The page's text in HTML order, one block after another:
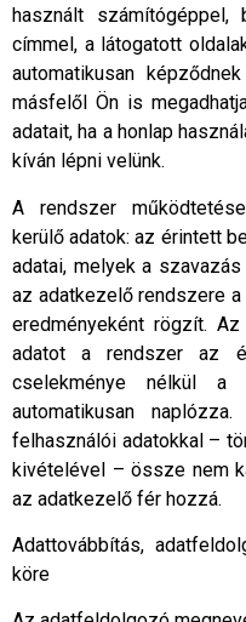
használt számítógéppel,
címmel, a látogatott
automatikusan
másfelől Ön is
adatait, ha a honlap
kíván lépni velünk.
A rendszer
kerülő adatok: az érintett
adatai, melyek a
az adatkezelő rendszere
eredményeként rögzít.
adatot a rendszer az
cselekménye nélkül a
automatikusan
felhasználói adatokkal –
kivételével – össze nem
az adatkezelő fér hozzá.
Adattovábbítás,
köre